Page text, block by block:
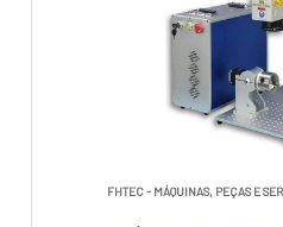
FHTEC - MÁQUINAS, PEÇAS E